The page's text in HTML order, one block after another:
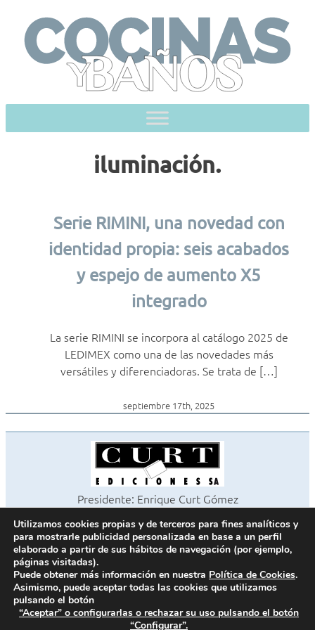
content
iluminación.
Serie RIMINI, una novedad con
identidad propia: seis acabados
y espejo de aumento X5
integrado
La serie RIMINI se incorpora al catálogo 2025 de
LEDIMEX como una de las novedades más
versátiles y diferenciadoras. Se trata de […]
septiembre 17th, 2025
Presidente: Enrique Curt Gómez
©2026 Revista Cocinas y Baños
Todos los derechos reservados
Paseo de Gracia, 63. 1º 2ª. 08008 Barcelona -
Fax 933 183 505
Utilizamos cookies propias y de terceros para fines analíticos y
para mostrarle publicidad personalizada en base a un perfil
elaborado a partir de sus hábitos de navegación (por ejemplo,
páginas visitadas).
Puede obtener más información en nuestra Política de Cookies.
Asimismo, puede aceptar todas las cookies que utilizamos
pulsando el botón
“Aceptar” o configurarlas o rechazar su uso pulsando el botón
“Configurar”.